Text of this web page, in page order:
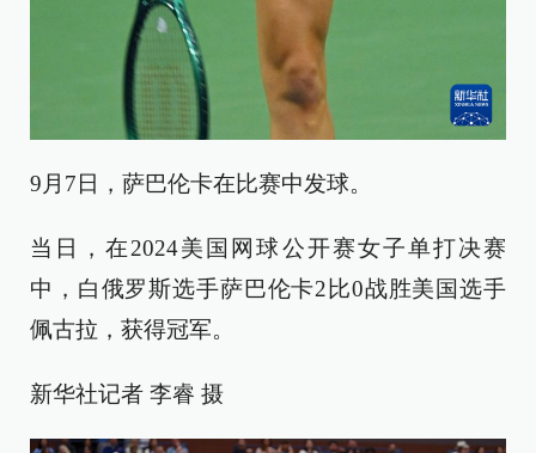
9月7日，萨巴伦卡在比赛中发球。
当日，在2024美国网球公开赛女子单打决赛
中，白俄罗斯选手萨巴伦卡2比0战胜美国选手
佩古拉，获得冠军。
新华社记者 李睿 摄